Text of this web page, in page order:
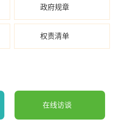
政府规章
权责清单
在线访谈